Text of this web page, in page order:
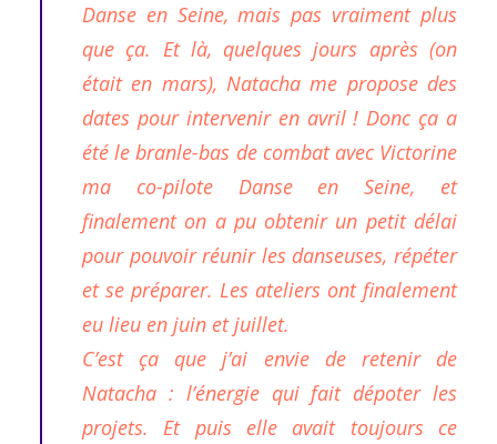
Danse en Seine, mais pas vraiment plus
que ça. Et là, quelques jours après (on
était en mars), Natacha me propose des
dates pour intervenir en avril ! Donc ça a
été le branle-bas de combat avec Victorine
ma co-pilote Danse en Seine, et
finalement on a pu obtenir un petit délai
pour pouvoir réunir les danseuses, répéter
et se préparer. Les ateliers ont finalement
eu lieu en juin et juillet.
C’est ça que j’ai envie de retenir de
Natacha : l’énergie qui fait dépoter les
projets. Et puis elle avait toujours ce